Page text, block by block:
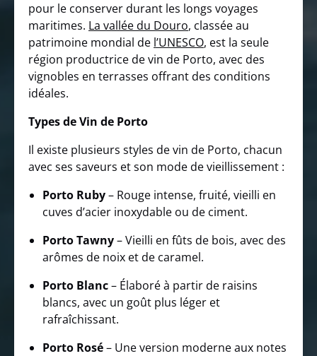
pour le conserver durant les longs voyages
maritimes. La vallée du Douro, classée au
patrimoine mondial de l’UNESCO, est la seule
région productrice de vin de Porto, avec des
vignobles en terrasses offrant des conditions
idéales.
Types de Vin de Porto
Il existe plusieurs styles de vin de Porto, chacun
avec ses saveurs et son mode de vieillissement :
Porto Ruby– Rouge intense, fruité, vieilli en
cuves d’acier inoxydable ou de ciment.
Porto Tawny– Vieilli en fûts de bois, avec des
arômes de noix et de caramel.
Porto Blanc– Élaboré à partir de raisins
blancs, avec un goût plus léger et
rafraîchissant.
Porto Rosé– Une version moderne aux notes